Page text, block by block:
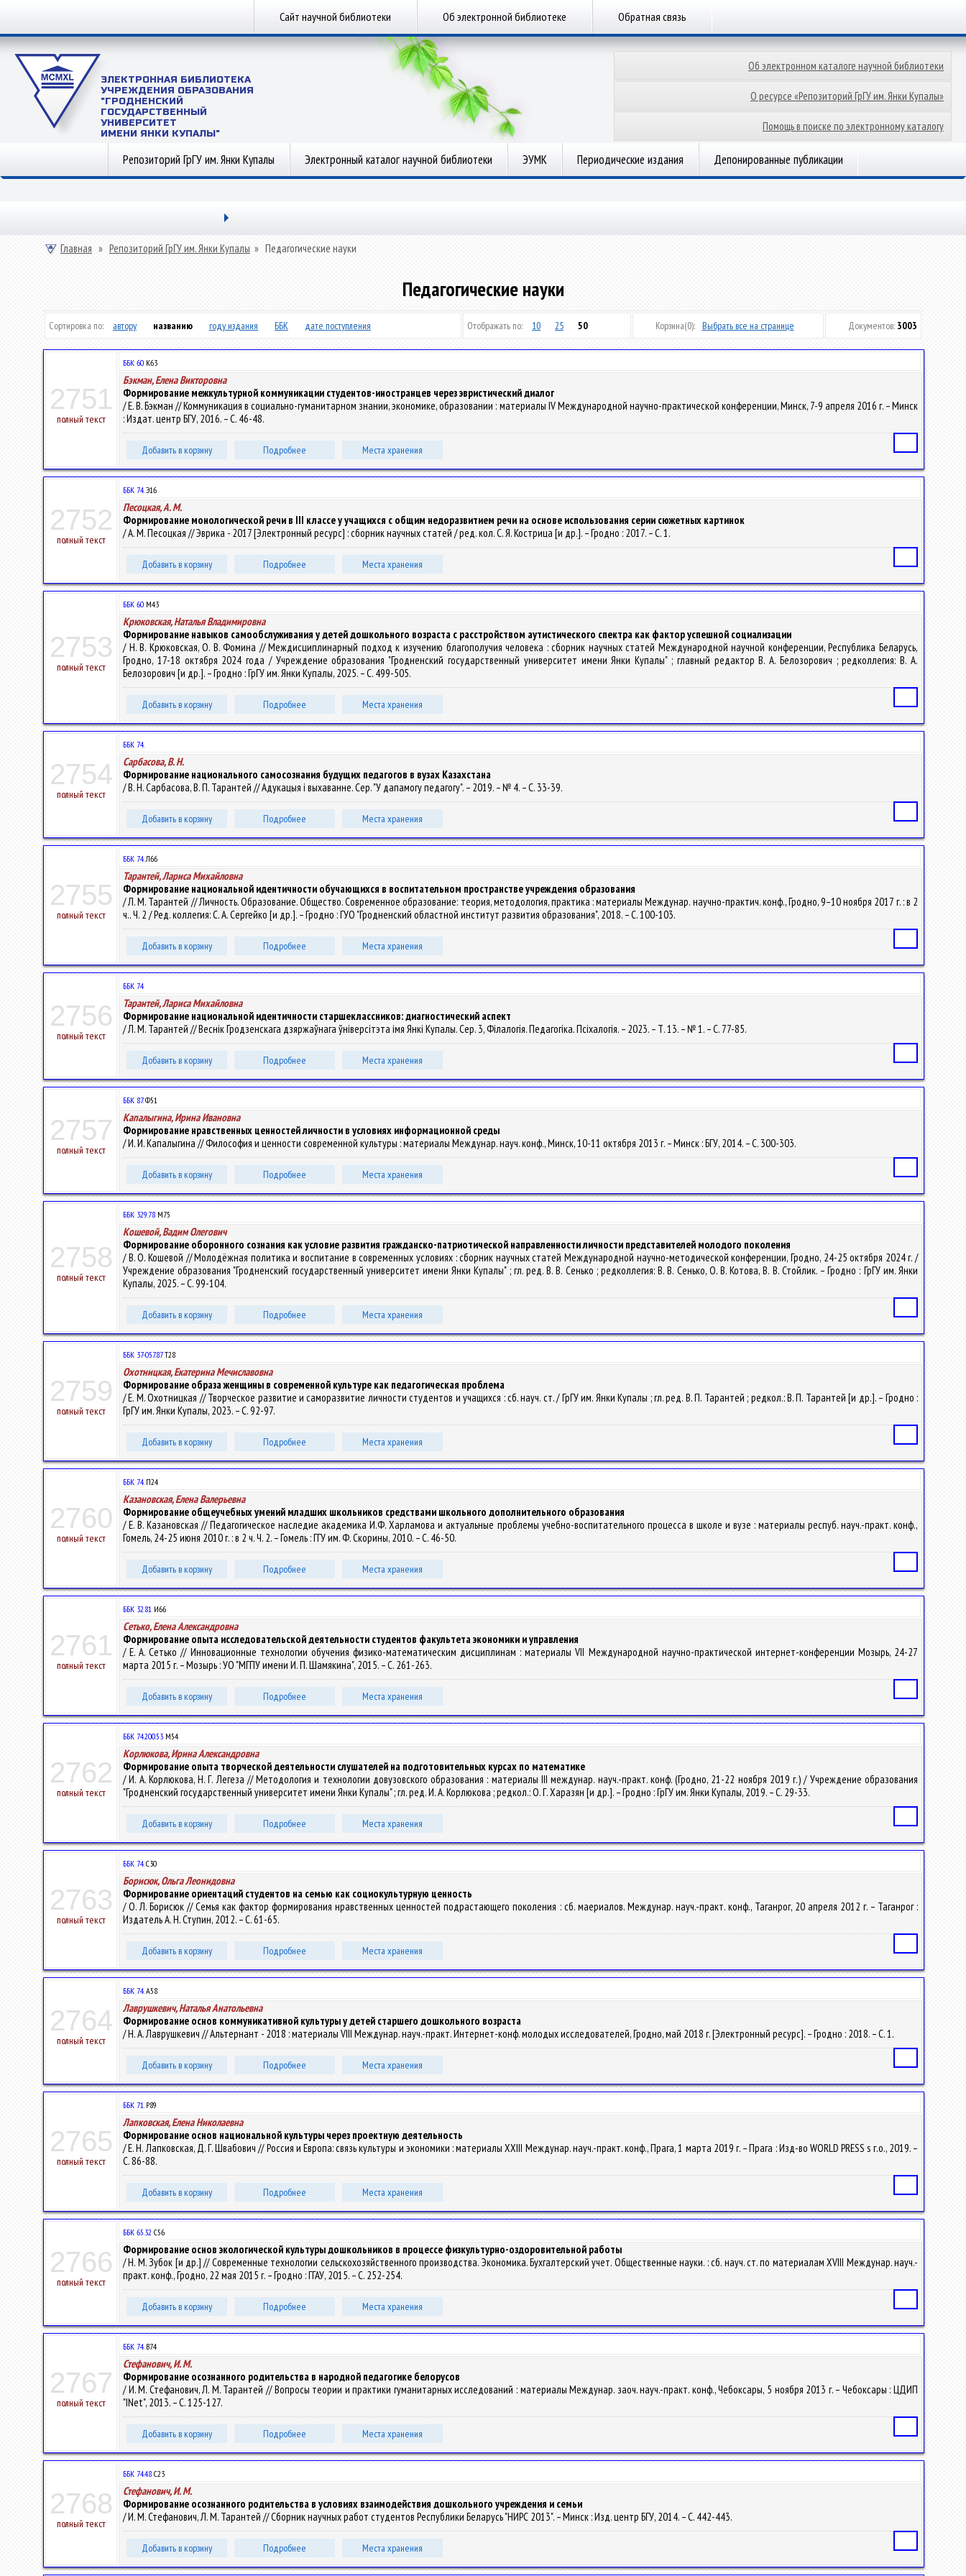
Сайт научной библиотеки Об электронной библиотеке Обратная связь
ЭЛЕКТРОННАЯ БИБЛИОТЕКА
УЧРЕЖДЕНИЯ ОБРАЗОВАНИЯ
"ГРОДНЕНСКИЙ
ГОСУДАРСТВЕННЫЙ
УНИВЕРСИТЕТ
ИМЕНИ ЯНКИ КУПАЛЫ"
Об электронном каталоге научной библиотеки
О ресурсе «Репозиторий ГрГУ им. Янки Купалы»
Помощь в поиске по электронному каталогу
Репозиторий ГрГУ им. Янки Купалы Электронный каталог научной библиотеки ЭУМК Периодические издания Депонированные публикации
Главная » Репозиторий ГрГУ им. Янки Купалы » Педагогические науки
Педагогические науки
Сортировка по: автору названию году издания ББК дате поступления Отображать по: 10 25 50 Корзина(0): Выбрать все на странице Документов: 3003
2751
полный текст
ББК 60 К63
Бэкман, Елена Викторовна
Формирование межкультурной коммуникации студентов-иностранцев через эвристический диалог
/ Е. В. Бэкман // Коммуникация в социально-гуманитарном знании, экономике, образовании : материалы IV Международной научно-практической конференции, Минск, 7-9 апреля 2016 г. – Минск
: Издат. центр БГУ, 2016. – С. 46-48.
Добавить в корзину Подробнее Места хранения
2752
полный текст
ББК 74.Э16
Песоцкая, А. М.
Формирование монологической речи в III классе у учащихся с общим недоразвитием речи на основе использования серии сюжетных картинок
/ А. М. Песоцкая // Эврика - 2017 [Электронный ресурс] : сборник научных статей / ред. кол. С. Я. Кострица [и др.]. – Гродно : 2017. – С. 1.
Добавить в корзину Подробнее Места хранения
2753
полный текст
ББК 60 М43
Крюковская, Наталья Владимировна
Формирование навыков самообслуживания у детей дошкольного возраста с расстройством аутистического спектра как фактор успешной социализации
/ Н. В. Крюковская, О. В. Фомина // Междисциплинарный подход к изучению благополучия человека : сборник научных статей Международной научной конференции, Республика Беларусь,
Гродно, 17-18 октября 2024 года / Учреждение образования "Гродненский государственный университет имени Янки Купалы" ; главный редактор В. А. Белозорович ; редколлегия: В. А.
Белозорович [и др.]. – Гродно : ГрГУ им. Янки Купалы, 2025. – С. 499-505.
Добавить в корзину Подробнее Места хранения
2754
полный текст
ББК 74.
Сарбасова, В. Н.
Формирование национального самосознания будущих педагогов в вузах Казахстана
/ В. Н. Сарбасова, В. П. Тарантей // Адукацыя і выхаванне. Сер. "У дапамогу педагогу". – 2019. – № 4. – С. 33-39.
Добавить в корзину Подробнее Места хранения
2755
полный текст
ББК 74.Л66
Тарантей, Лариса Михайловна
Формирование национальной идентичности обучающихся в воспитательном пространстве учреждения образования
/ Л. М. Тарантей // Личность. Образование. Общество. Современное образование: теория, методология, практика : материалы Междунар. научно-практич. конф., Гродно, 9–10 ноября 2017 г. : в 2
ч.. Ч. 2 / Ред. коллегия: С. А. Сергейко [и др.]. – Гродно : ГУО "Гродненский областной институт развития образования", 2018. – С. 100-103.
Добавить в корзину Подробнее Места хранения
2756
полный текст
ББК 74
Тарантей, Лариса Михайловна
Формирование национальной идентичности старшеклассников: диагностический аспект
/ Л. М. Тарантей // Веснік Гродзенскага дзяржаўнага ўніверсітэта імя Янкі Купалы. Сер. 3, Філалогія. Педагогіка. Псіхалогія. – 2023. – Т. 13. – № 1. – С. 77-85.
Добавить в корзину Подробнее Места хранения
2757
полный текст
ББК 87.Ф51
Капалыгина, Ирина Ивановна
Формирование нравственных ценностей личности в условиях информационной среды
/ И. И. Капалыгина // Философия и ценности современной культуры : материалы Междунар. науч. конф., Минск, 10-11 октября 2013 г. – Минск : БГУ, 2014. – С. 300-303.
Добавить в корзину Подробнее Места хранения
2758
полный текст
ББК 329.78 М75
Кошевой, Вадим Олегович
Формирование оборонного сознания как условие развития гражданско-патриотической направленности личности представителей молодого поколения
/ В. О. Кошевой // Молодёжная политика и воспитание в современных условиях : сборник научных статей Международной научно-методической конференции, Гродно, 24-25 октября 2024 г. /
Учреждение образования "Гродненский государственный университет имени Янки Купалы" ; гл. ред. В. В. Сенько ; редколлегия: В. В. Сенько, О. В. Котова, В. В. Стойлик. – Гродно : ГрГУ им. Янки
Купалы, 2025. – С. 99-104.
Добавить в корзину Подробнее Места хранения
2759
полный текст
ББК 37-057.87Т28
Охотницкая, Екатерина Мечиславовна
Формирование образа женщины в современной культуре как педагогическая проблема
/ Е. М. Охотницкая // Творческое развитие и саморазвитие личности студентов и учащихся : сб. науч. ст. / ГрГУ им. Янки Купалы ; гл. ред. В. П. Тарантей ; редкол.: В. П. Тарантей [и др.]. – Гродно :
ГрГУ им. Янки Купалы, 2023. – С. 92-97.
Добавить в корзину Подробнее Места хранения
2760
полный текст
ББК 74.П24
Казановская, Елена Валерьевна
Формирование общеучебных умений младших школьников средствами школьного дополнительного образования
/ Е. В. Казановская // Педагогическое наследие академика И.Ф. Харламова и актуальные проблемы учебно-воспитательного процесса в школе и вузе : материалы респуб. науч.-практ. конф.,
Гомель, 24-25 июня 2010 г. : в 2 ч. Ч. 2. – Гомель : ГГУ им. Ф. Скорины, 2010. – С. 46-50.
Добавить в корзину Подробнее Места хранения
2761
полный текст
ББК 32.81 И66
Сетько, Елена Александровна
Формирование опыта исследовательской деятельности студентов факультета экономики и управления
/ Е. А. Сетько // Инновационные технологии обучения физико-математическим дисциплинам : материалы VII Международной научно-практической интернет-конференции Мозырь, 24-27
марта 2015 г. – Мозырь : УО "МГПУ имени И. П. Шамякина", 2015. – С. 261-263.
Добавить в корзину Подробнее Места хранения
2762
полный текст
ББК 74.200.53 М54
Корлюкова, Ирина Александровна
Формирование опыта творческой деятельности слушателей на подготовительных курсах по математике
/ И. А. Корлюкова, Н. Г. Легеза // Методология и технологии довузовского образования : материалы III междунар. науч.-практ. конф. (Гродно, 21-22 ноября 2019 г.) / Учреждение образования
"Гродненский государственный университет имени Янки Купалы" ; гл. ред. И. А. Корлюкова ; редкол.: О. Г. Харазян [и др.]. – Гродно : ГрГУ им. Янки Купалы, 2019. – С. 29-33.
Добавить в корзину Подробнее Места хранения
2763
полный текст
ББК 74.С30
Борисюк, Ольга Леонидовна
Формирование ориентаций студентов на семью как социокультурную ценность
/ О. Л. Борисюк // Семья как фактор формирования нравственных ценностей подрастающего поколения : сб. маериалов. Междунар. науч.-практ. конф., Таганрог, 20 апреля 2012 г. – Таганрог :
Издатель А. Н. Ступин, 2012. – С. 61-65.
Добавить в корзину Подробнее Места хранения
2764
полный текст
ББК 74.А58
Лаврушкевич, Наталья Анатольевна
Формирование основ коммуникативной культуры у детей старшего дошкольного возраста
/ Н. А. Лаврушкевич // Альтернант - 2018 : материалы VIII Междунар. науч.-практ. Интернет-конф. молодых исследователей, Гродно, май 2018 г. [Электронный ресурс]. – Гродно : 2018. – С. 1.
Добавить в корзину Подробнее Места хранения
2765
полный текст
ББК 71.Р89
Лапковская, Елена Николаевна
Формирование основ национальной культуры через проектную деятельность
/ Е. Н. Лапковская, Д. Г. Швабович // Россия и Европа: связь культуры и экономики : материалы XXIII Междунар. науч.-практ. конф., Прага, 1 марта 2019 г. – Прага : Изд-во WORLD PRESS s г.о., 2019. –
С. 86-88.
Добавить в корзину Подробнее Места хранения
2766
полный текст
ББК 65.32 С56
Формирование основ экологической культуры дошкольников в процессе физкультурно-оздоровительной работы
/ Н. М. Зубок [и др.] // Современные технологии сельскохозяйственного производства. Экономика. Бухгалтерский учет. Общественные науки. : сб. науч. ст. по материалам ХVIII Междунар. науч.-
практ. конф., Гродно, 22 мая 2015 г. – Гродно : ГГАУ, 2015. – С. 252-254.
Добавить в корзину Подробнее Места хранения
2767
полный текст
ББК 74.В74
Стефанович, И. М.
Формирование осознанного родительства в народной педагогике белорусов
/ И. М. Стефанович, Л. М. Тарантей // Вопросы теории и практики гуманитарных исследований : материалы Междунар. заоч. науч.-практ. конф., Чебоксары, 5 ноября 2013 г. – Чебоксары : ЦДИП
"INet", 2013. – С. 125-127.
Добавить в корзину Подробнее Места хранения
2768
полный текст
ББК 74.48 С23
Стефанович, И. М.
Формирование осознанного родительства в условиях взаимодействия дошкольного учреждения и семьи
/ И. М. Стефанович, Л. М. Тарантей // Сборник научных работ студентов Республики Беларусь "НИРС 2013". – Минск : Изд. центр БГУ, 2014. – С. 442-443.
Добавить в корзину Подробнее Места хранения